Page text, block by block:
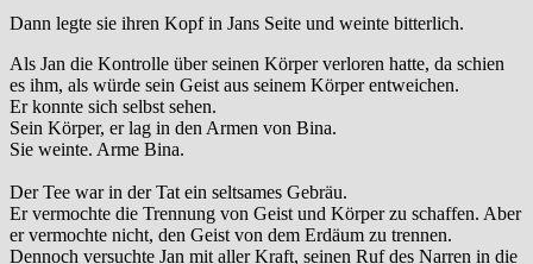
Dann legte sie ihren Kopf in Jans Seite und weinte bitterlich.
Als Jan die Kontrolle über seinen Körper verloren hatte, da schien
es ihm, als würde sein Geist aus seinem Körper entweichen.
Er konnte sich selbst sehen.
Sein Körper, er lag in den Armen von Bina.
Sie weinte. Arme Bina.
Der Tee war in der Tat ein seltsames Gebräu.
Er vermochte die Trennung von Geist und Körper zu schaffen. Aber
er vermochte nicht, den Geist von dem Erdäum zu trennen.
Dennoch versuchte Jan mit aller Kraft, seinen Ruf des Narren in die